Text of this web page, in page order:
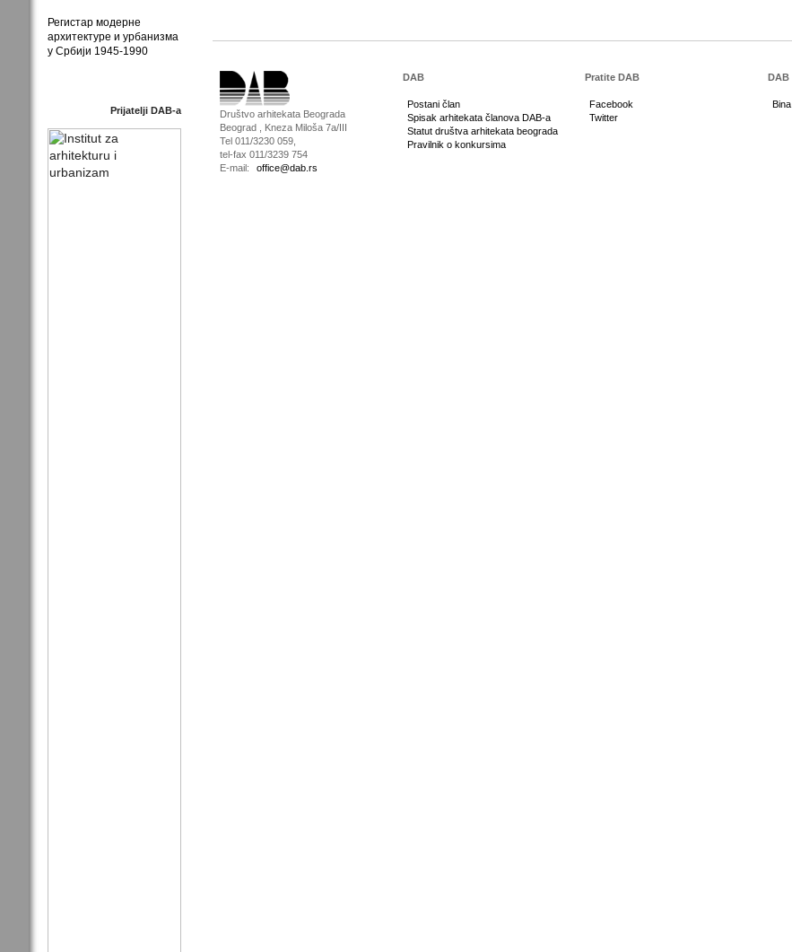
Društvo arhitekata Beograda
Beograd , Kneza Miloša 7a/III
Tel 011/3230 059,
tel-fax 011/3239 754
E-mail:
office@dab.rs
DAB
Postani član
Spisak arhitekata članova DAB-a
Statut društva arhitekata beograda
Pravilnik o konkursima
Pratite DAB
Facebook
Twitter
DAB
Bina
Регистар модерне
архитектуре и урбанизма
у Србији 1945-1990
Prijatelji DAB-a